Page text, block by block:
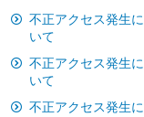
不正アクセス発生
いて
不正アクセス発生
いて
不正アクセス発生